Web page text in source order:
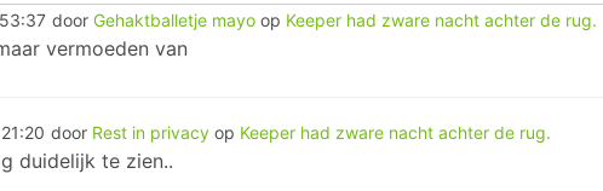
door Gehaktballetje mayo op Keeper had zware nacht achter de rug.
vermoeden van
door Rest in privacy op Keeper had zware nacht achter de rug.
duidelijk te zien..